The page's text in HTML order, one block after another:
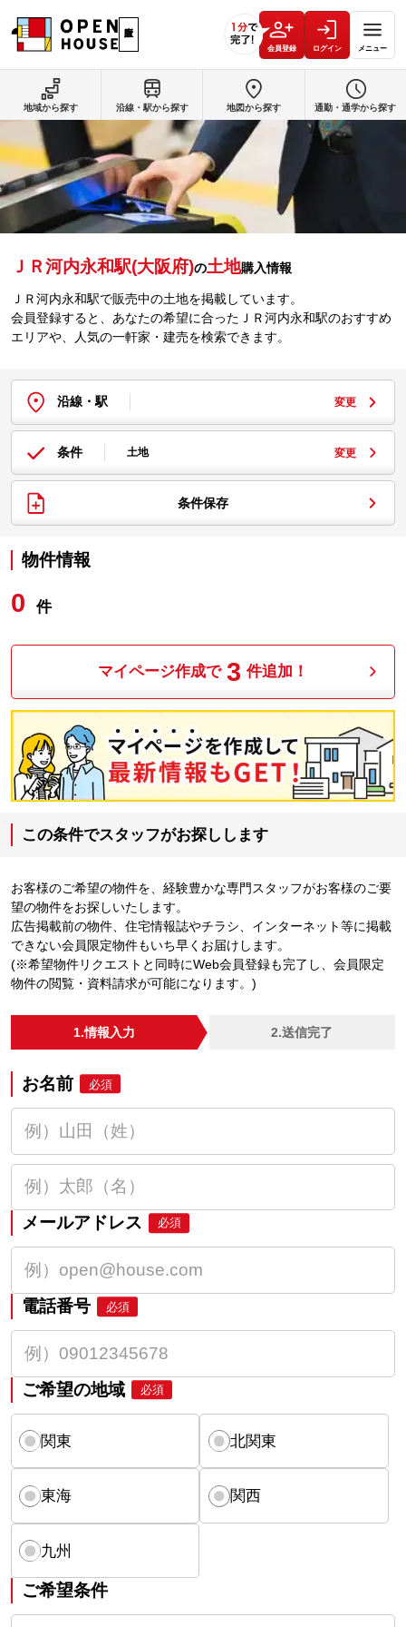
会員登録 ログイン メニュー
ＪＲ河内永和駅(大阪府)の土地購入情報
ＪＲ河内永和駅で販売中の土地を掲載しています。
会員登録すると、あなたの希望に合ったＪＲ河内永和駅のおすすめ
エリアや、人気の一軒家・建売を検索できます。
沿線・駅 変更
条件 土地 変更
条件保存
物件情報
0 件
マイページ作成で 3 件追加！
この条件でスタッフがお探しします
お客様のご希望の物件を、経験豊かな専門スタッフがお客様のご要
望の物件をお探しいたします。
広告掲載前の物件、住宅情報誌やチラシ、インターネット等に掲載
できない会員限定物件もいち早くお届けします。
(※希望物件リクエストと同時にWeb会員登録も完了し、会員限定
物件の閲覧・資料請求が可能になります。)
1.情報入力 2.送信完了
お名前 必須
メールアドレス 必須
電話番号 必須
ご希望の地域 必須
関東 北関東
東海 関西
九州
ご希望条件
地域から探す 沿線・駅から探す 地図から探す 通勤・通学から探す